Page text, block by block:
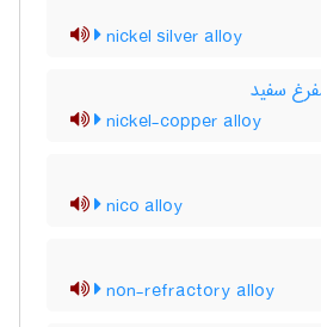
nickel silver alloy
سفید
nickel-copper alloy
nico alloy
non-refractory alloy